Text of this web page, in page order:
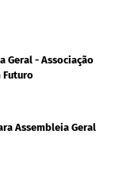
Geral - Associação
Futuro
Assembleia Geral